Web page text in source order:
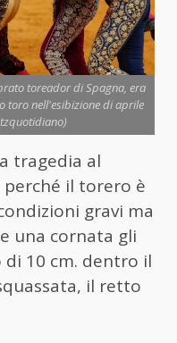
toreador di Spagna, era
toro nell'esibizione di aprile
tragedia al
il torero è
gravi ma
una cornata gli
10 cm. dentro il
il retto